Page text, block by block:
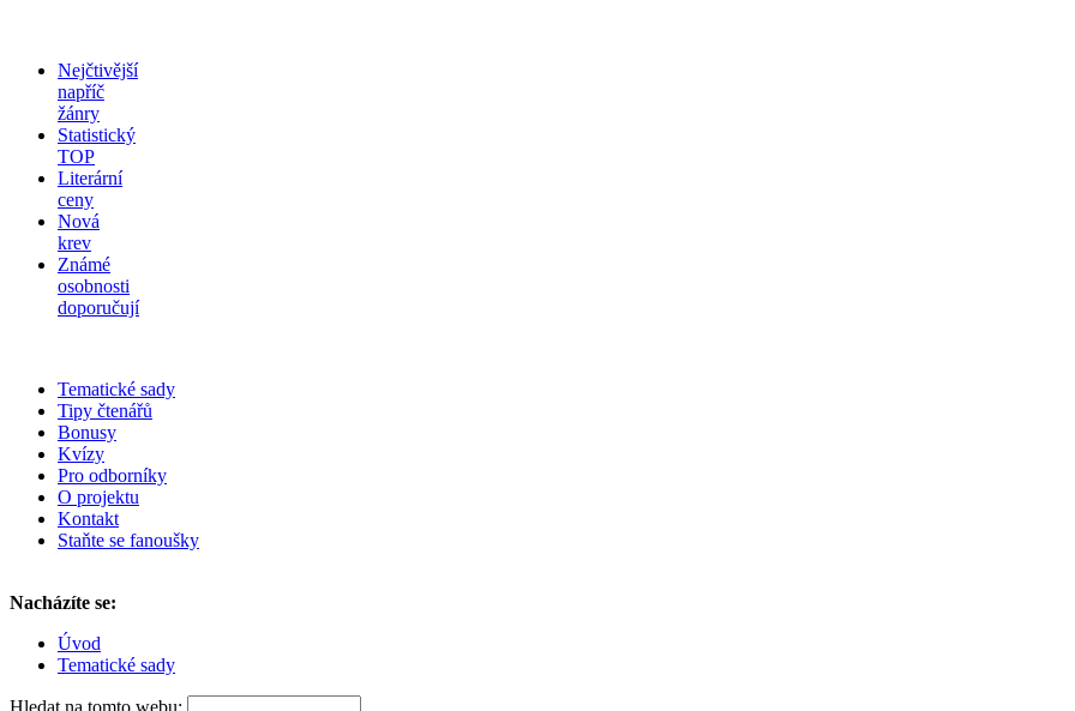
Nejčtivější
napříč
žánry
Statistický
TOP
Literární
ceny
Nová
krev
Známé
osobnosti
doporučují
Tematické sady
Tipy čtenářů
Bonusy
Kvízy
Pro odborníky
O projektu
Kontakt
Staňte se fanoušky
Nacházíte se:
Úvod
Tematické sady
Hledat na tomto webu: